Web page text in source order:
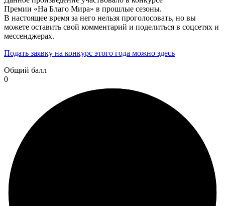
Премии «На Благо Мира» в прошлые сезоны.
В настоящее время за него нельзя проголосовать, но вы
можете оставить свой комментарий и поделиться в соцсетях и
мессенджерах.
Подать заявку на конкурс этого года можно здесь
Общий балл
0